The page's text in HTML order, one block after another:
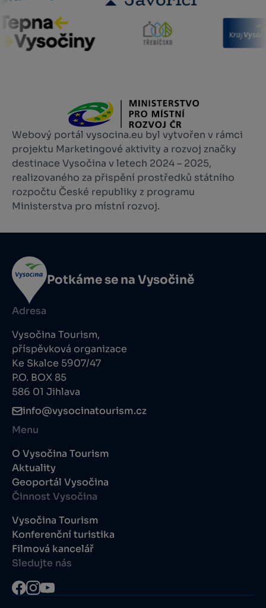
Webový portál vysocina.eu byl vytvořen v rámci
projektu Marketingové aktivity a rozvoj značky
destinace Vysočina v letech 2024 – 2025,
realizovaného za přispění prostředků státního
rozpočtu České republiky z programu
Ministerstva pro místní rozvoj.
Potkáme se na Vysočině
Adresa
Vysočina Tourism,
příspěvková organizace
Ke Skalce 5907/47
P.O. BOX 85
586 01 Jihlava
info@vysocinatourism.cz
Menu
O Vysočina Tourism
Aktuality
Geoportál Vysočina
Činnost Vysočina
Vysočina Tourism
Konferenční turistika
Filmová kancelář
Sledujte nás